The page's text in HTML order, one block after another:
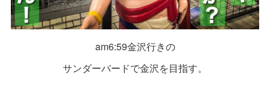
am6:59金沢行きの
サンダーバードで金沢を目指す。